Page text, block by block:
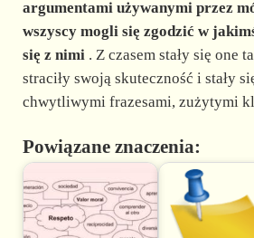
argumentami używanymi przez
wszyscy mogli się zgodzić w
się z nimi. Z czasem stały się one
straciły swoją skuteczność i stały
chwytliwymi frazesami, zużytymi
Powiązane znaczenia: